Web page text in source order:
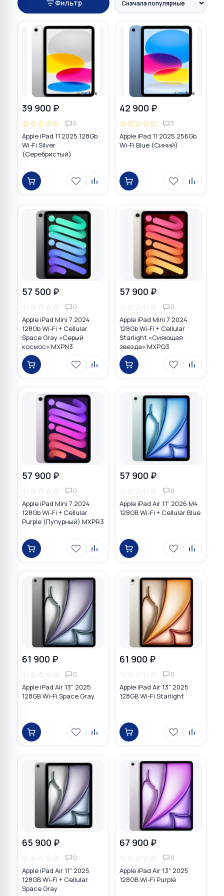
Фильтр
39 900 ₽
☆☆☆☆☆ 6
Apple iPad 11 2025 128Gb
Wi-Fi Silver
(Серебристый)
42 900 ₽
☆☆☆☆☆ 3
Apple iPad 11 2025 256Gb
Wi-Fi Blue (Синий)
57 500 ₽
☆☆☆☆☆ 0
Apple iPad Mini 7 2024
128Gb Wi-Fi + Cellular
Space Gray «Серый
космос» MXPN3
57 900 ₽
☆☆☆☆☆ 0
Apple iPad Mini 7 2024
128Gb Wi-Fi + Cellular
Starlight «Сияющая
звезда» MXPQ3
57 900 ₽
☆☆☆☆☆ 0
Apple iPad Mini 7 2024
128Gb Wi-Fi + Cellular
Purple (Пупурный) MXPR3
57 900 ₽
☆☆☆☆☆ 0
Apple iPad Air 11" 2026 M4
128GB Wi-Fi + Cellular Blue
61 900 ₽
☆☆☆☆☆ 0
Apple iPad Air 13" 2025
128GB Wi-Fi Space Gray
61 900 ₽
☆☆☆☆☆ 0
Apple iPad Air 13" 2025
128GB Wi-Fi Starlight
65 900 ₽
☆☆☆☆☆ 0
Apple iPad Air 11" 2025
128GB Wi-Fi + Cellular
Space Gray
67 900 ₽
☆☆☆☆☆ 0
Apple iPad Air 13" 2025
128GB Wi-Fi Purple